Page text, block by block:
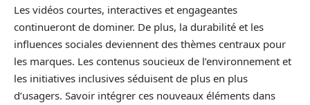
Les vidéos courtes, interactives et engageantes
continueront de dominer. De plus, la durabilité et les
influences sociales deviennent des thèmes centraux pour
les marques. Les contenus soucieux de l’environnement et
les initiatives inclusives séduisent de plus en plus
d’usagers. Savoir intégrer ces nouveaux éléments dans